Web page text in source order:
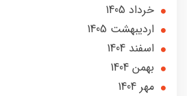
خرداد 1405
ارديبهشت 1405
اسفند 1404
بهمن 1404
مهر 1404